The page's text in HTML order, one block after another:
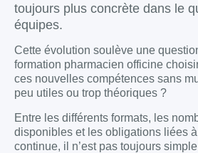
toujours plus concrète dans le
équipes.
Cette évolution soulève une
formation pharmacien officine
ces nouvelles compétences sans
peu utiles ou trop théoriques ?
Entre les différents formats, les
disponibles et les obligations liées
continue, il n’est pas toujours